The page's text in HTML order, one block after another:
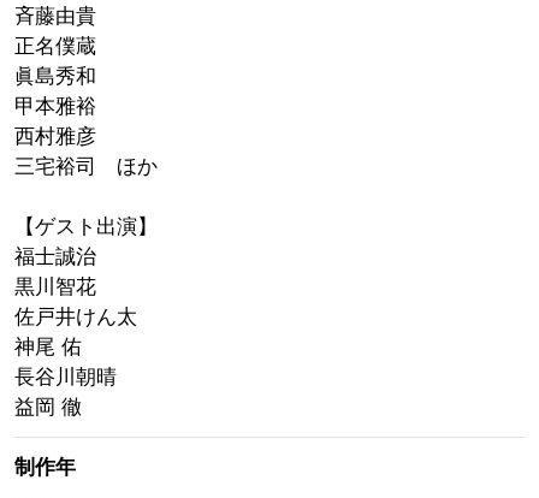
斉藤由貴
正名僕蔵
眞島秀和
甲本雅裕
西村雅彦
三宅裕司 ほか
【ゲスト出演】
福士誠治
黒川智花
佐戸井けん太
神尾 佑
長谷川朝晴
益岡 徹
制作年